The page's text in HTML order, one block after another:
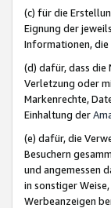
(c) für die
Eignung der
Informationen, die
(d) dafür, dass die
Verletzung oder
Markenrechte,
Einhaltung der
(e) dafür, die
Besuchern
und angemessen
in sonstiger
Werbeanzeigen